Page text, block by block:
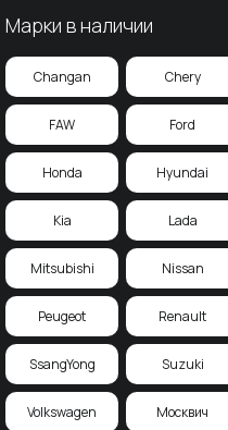
Марки в наличии
Changan Chery
FAW Ford
Honda Hyundai
Kia Lada
Mitsubishi Nissan
Peugeot Renault
SsangYong Suzuki
Volkswagen Москвич